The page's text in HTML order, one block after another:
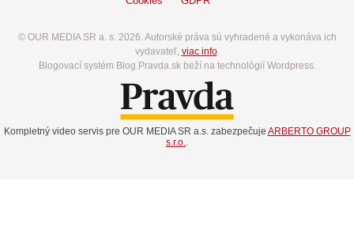
© OUR MEDIA SR a. s. 2026. Autorské práva sú vyhradené a vykonáva ich
vydavateľ, viac info.
Blogovací systém Blog.Pravda.sk beží na technológií Wordpress.
Kompletný video servis pre OUR MEDIA SR a.s. zabezpečuje ARBERTO GROUP
s.r.o..